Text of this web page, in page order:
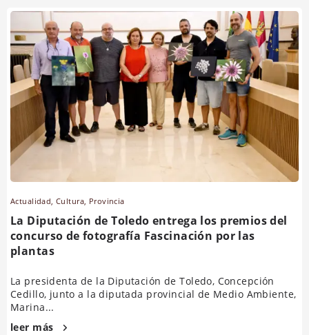
Actualidad,Cultura, Provincia
La Diputación de Toledo entrega los premios del
concurso de fotografía Fascinación por las
plantas
La presidenta de la Diputación de Toledo, Concepción
Cedillo, junto a la diputada provincial de Medio Ambiente,
Marina...
leer más